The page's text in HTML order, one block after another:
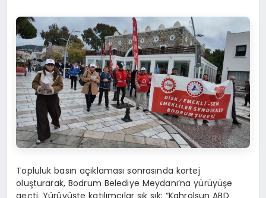
Topluluk basın açıklaması sonrasında kortej
oluşturarak, Bodrum Belediye Meydanı’na yürüyüşe